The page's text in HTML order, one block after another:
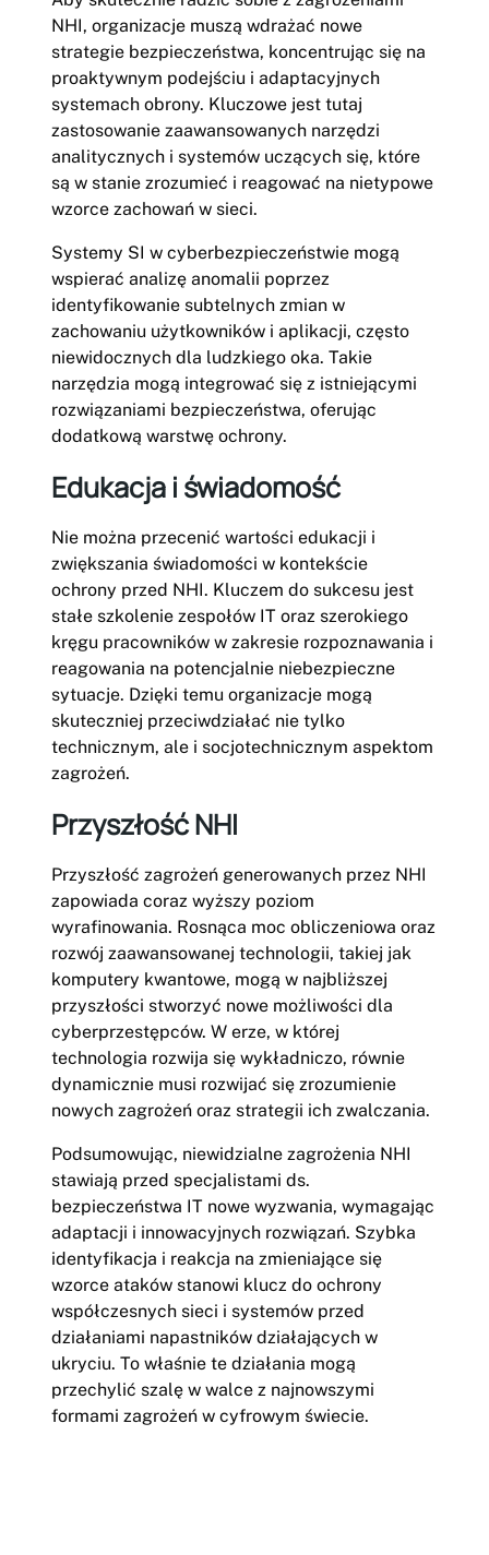
NHI, organizacje muszą wdrażać nowe
strategie bezpieczeństwa, koncentrując się na
proaktywnym podejściu i adaptacyjnych
systemach obrony. Kluczowe jest tutaj
zastosowanie zaawansowanych narzędzi
analitycznych i systemów uczących się, które
są w stanie zrozumieć i reagować na nietypowe
wzorce zachowań w sieci.
Systemy SI w cyberbezpieczeństwie mogą
wspierać analizę anomalii poprzez
identyfikowanie subtelnych zmian w
zachowaniu użytkowników i aplikacji, często
niewidocznych dla ludzkiego oka. Takie
narzędzia mogą integrować się z istniejącymi
rozwiązaniami bezpieczeństwa, oferując
dodatkową warstwę ochrony.
Edukacja i świadomość
Nie można przecenić wartości edukacji i
zwiększania świadomości w kontekście
ochrony przed NHI. Kluczem do sukcesu jest
stałe szkolenie zespołów IT oraz szerokiego
kręgu pracowników w zakresie rozpoznawania i
reagowania na potencjalnie niebezpieczne
sytuacje. Dzięki temu organizacje mogą
skuteczniej przeciwdziałać nie tylko
technicznym, ale i socjotechnicznym aspektom
zagrożeń.
Przyszłość NHI
Przyszłość zagrożeń generowanych przez NHI
zapowiada coraz wyższy poziom
wyrafinowania. Rosnąca moc obliczeniowa oraz
rozwój zaawansowanej technologii, takiej jak
komputery kwantowe, mogą w najbliższej
przyszłości stworzyć nowe możliwości dla
cyberprzestępców. W erze, w której
technologia rozwija się wykładniczo, równie
dynamicznie musi rozwijać się zrozumienie
nowych zagrożeń oraz strategii ich zwalczania.
Podsumowując, niewidzialne zagrożenia NHI
stawiają przed specjalistami ds.
bezpieczeństwa IT nowe wyzwania, wymagając
adaptacji i innowacyjnych rozwiązań. Szybka
identyfikacja i reakcja na zmieniające się
wzorce ataków stanowi klucz do ochrony
współczesnych sieci i systemów przed
działaniami napastników działających w
ukryciu. To właśnie te działania mogą
przechylić szalę w walce z najnowszymi
formami zagrożeń w cyfrowym świecie.